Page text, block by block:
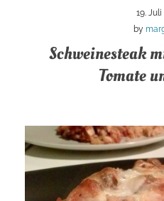
19. Juli
by
Schweinesteak
Tomate